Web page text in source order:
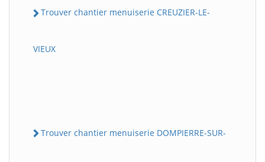
Trouver chantier menuiserie CREUZIER-LE-
VIEUX
Trouver chantier menuiserie DOMPIERRE-SUR-